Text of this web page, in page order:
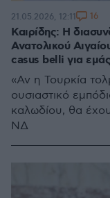
Καιρίδης: Η
Ανατολικού
casus belli για εμάς
«Αν η Τουρκία
ουσιαστικό
καλωδίου, θα
ΝΔ
21.05.2026, 12:11 16